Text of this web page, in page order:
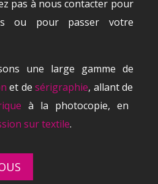
pas à nous contacter pour
ou pour passer votre
ons une large gamme de
et de sérigraphie, allantde
à la photocopie, en
surtextile.